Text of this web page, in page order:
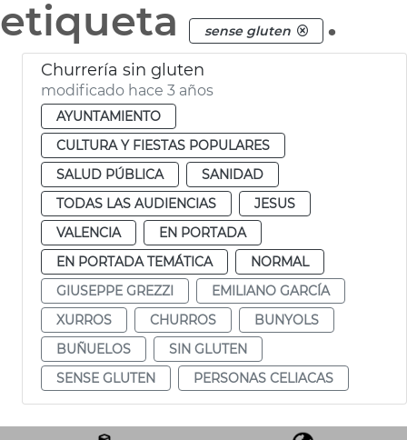
etiqueta
sense gluten .
Churrería sin gluten
modificado hace 3 años
AYUNTAMIENTO
CULTURA Y FIESTAS POPULARES
SALUD PÚBLICA
SANIDAD
TODAS LAS AUDIENCIAS
JESUS
VALENCIA
EN PORTADA
EN PORTADA TEMÁTICA
NORMAL
GIUSEPPE GREZZI
EMILIANO GARCÍA
XURROS
CHURROS
BUNYOLS
BUÑUELOS
SIN GLUTEN
SENSE GLUTEN
PERSONAS CELIACAS